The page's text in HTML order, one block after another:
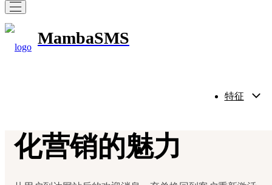
MambaSMS
特征
24小时不间断营销
化营销的魅力